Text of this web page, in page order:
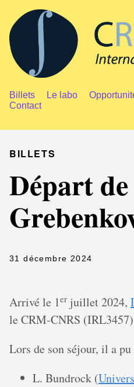
Billets Le labo
Contact
BILLETS
Départ
31 décembre 2024
Arrivé le 1er juillet 2024,
le CRM-CNRS
Lors de son séjour, il a
L. Bundrock (